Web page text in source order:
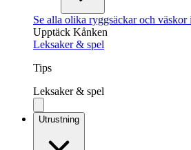
Se alla olika ryggsäckar och väskor
Upptäck Kånken
Leksaker & spel
Tips
Leksaker & spel
Utrustning